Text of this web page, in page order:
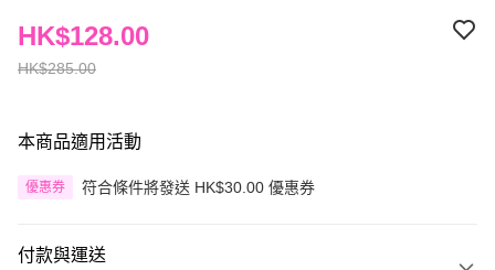
HK$285.00
HK$128.00
本商品適用活動
優惠券 符合條件將發送 HK$30.00 優惠券
付款與運送